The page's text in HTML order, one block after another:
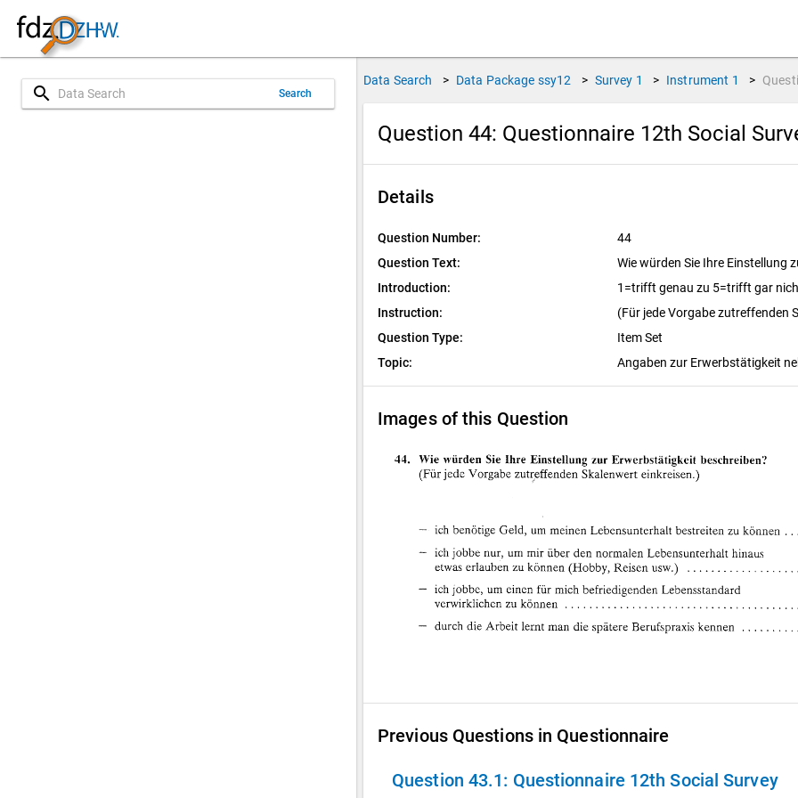
search Search
Data Search > Data Package ssy12 > Survey 1 > Instrument 1 >
Question 44: Questionnaire 12th Social
Details
Question Number:
44
Question Text:
Wie würden Sie Ihre Einstellung
Introduction:
1=trifft genau zu 5=trifft gar
Instruction:
(Für jede Vorgabe zutreffenden
Question Type:
Item Set
Topic:
Angaben zur Erwerbstätigkeit
Images of this Question
Previous Questions in Questionnaire
Question 43.1: Questionnaire 12th Social Survey